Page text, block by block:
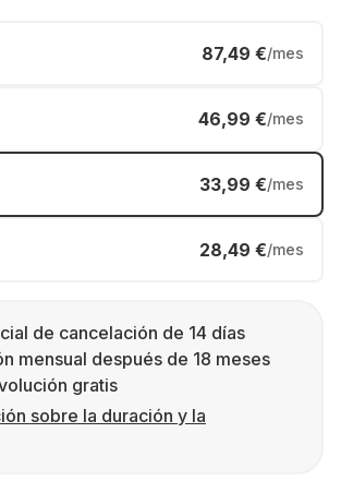
87,49 €/mes
46,99 €/mes
33,99 €/mes
28,49 €/mes
de cancelación de 14 días
mensual después de 18 meses
gratis
sobre la duración y la